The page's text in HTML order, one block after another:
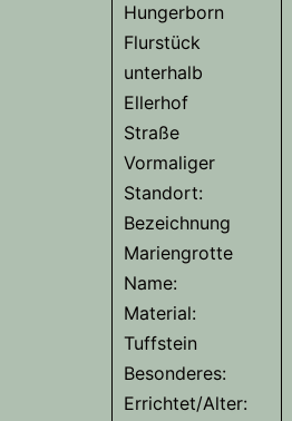
Hungerborn
Flurstück
unterhalb
Ellerhof
Straße
Vormaliger
Standort:
Bezeichnung
Mariengrotte
Name:
Material:
Tuffstein
Besonderes:
Errichtet/Alter: